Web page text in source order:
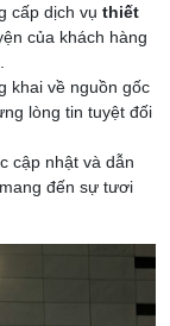
cấp dịch vụ thiết
của khách hàng
khai về nguồn gốc
lòng tin tuyệt đối
cập nhật và dẫn
đến sự tươi